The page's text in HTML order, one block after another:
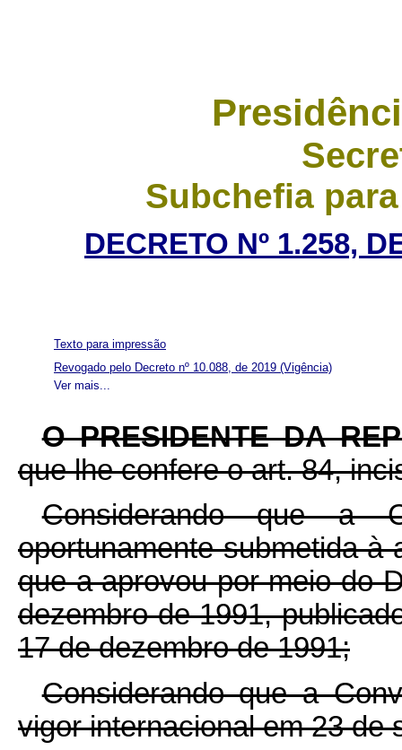
Subchefia
DECRETO Nº 1.258,
Ver mais...
Texto para impressão
Revogado pelo Decreto nº 10.088, de 2019 (Vigência)
O PRESIDENTE DA
que lhe confere o art. 84,
Considerando que a
oportunamente submetida à
que a aprovou por meio do
dezembro de 1991,
17 de dezembro de 1991;
Considerando que a
vigor internacional em 23 de